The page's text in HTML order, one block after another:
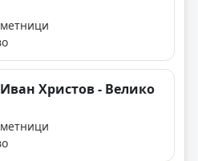
Христов - Велико